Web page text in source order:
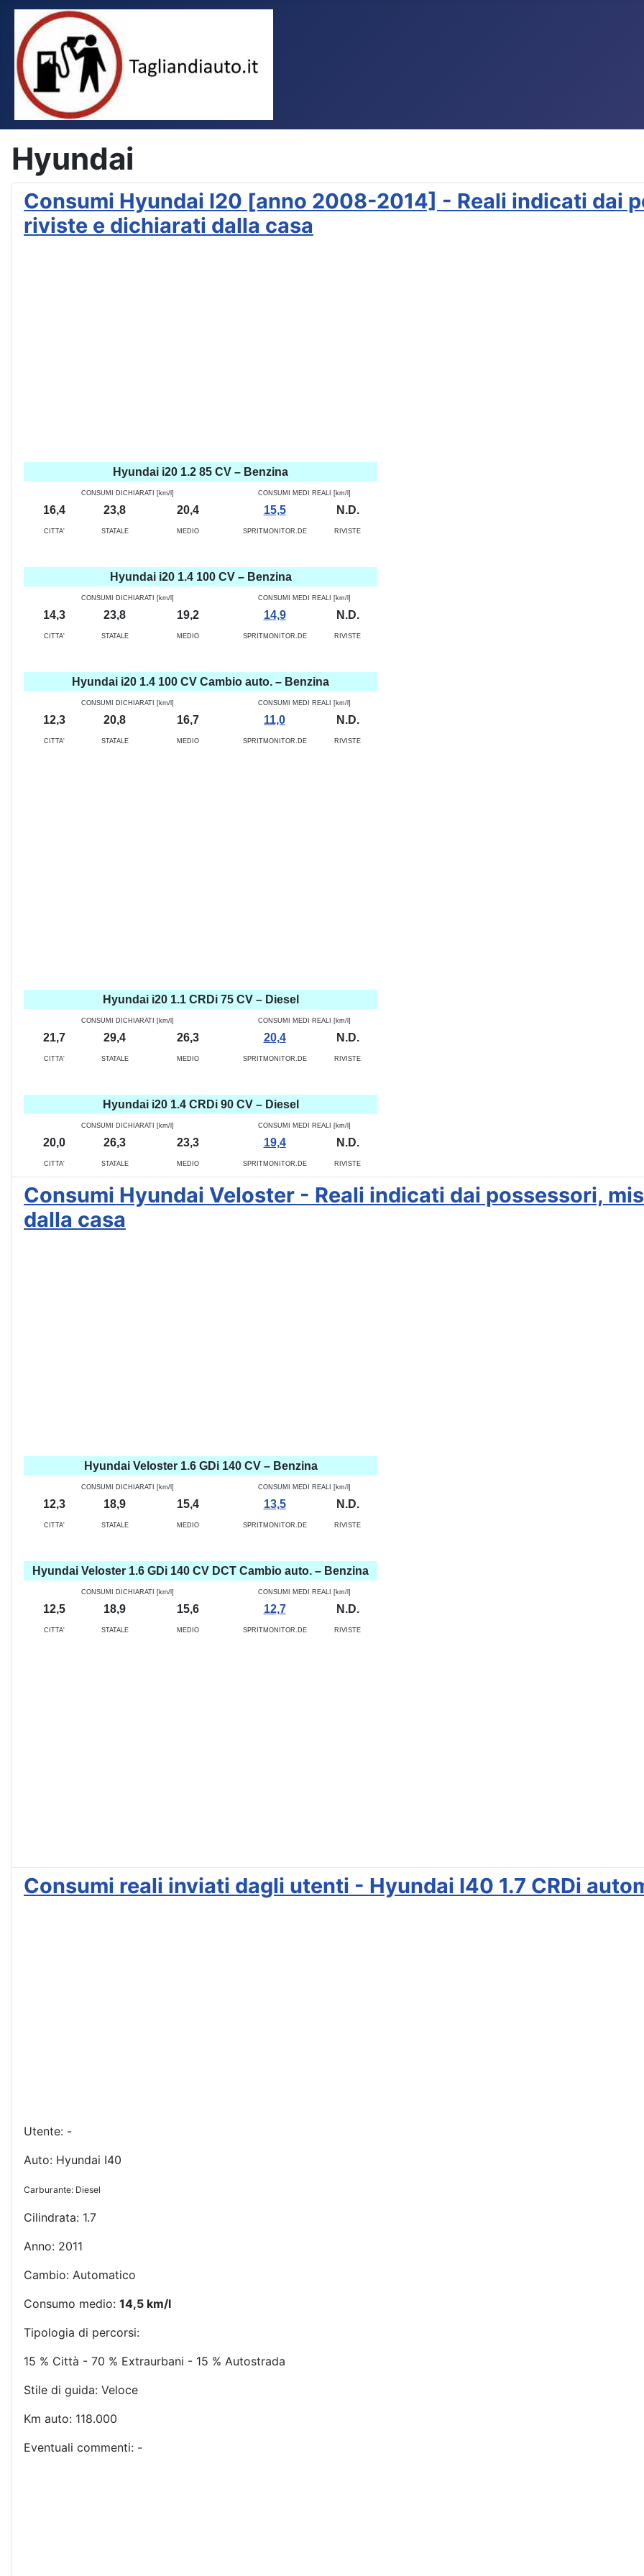
Hyundai
Consumi Hyundai I20 [anno 2008-2014] - Reali indicati dai
riviste e dichiarati dalla casa
Hyundai i20 1.2 85 CV – Benzina
CONSUMI DICHIARATI [km/l] CONSUMI MEDI REALI [km/l]
16,4 23,8 20,4 15,5 N.D.
CITTA' STATALE MEDIO SPRITMONITOR.DE RIVISTE
Hyundai i20 1.4 100 CV – Benzina
CONSUMI DICHIARATI [km/l] CONSUMI MEDI REALI [km/l]
14,3 23,8 19,2 14,9 N.D.
CITTA' STATALE MEDIO SPRITMONITOR.DE RIVISTE
Hyundai i20 1.4 100 CV Cambio auto. – Benzina
CONSUMI DICHIARATI [km/l] CONSUMI MEDI REALI [km/l]
12,3 20,8 16,7 11,0 N.D.
CITTA' STATALE MEDIO SPRITMONITOR.DE RIVISTE
Hyundai i20 1.1 CRDi 75 CV – Diesel
CONSUMI DICHIARATI [km/l] CONSUMI MEDI REALI [km/l]
21,7 29,4 26,3 20,4 N.D.
CITTA' STATALE MEDIO SPRITMONITOR.DE RIVISTE
Hyundai i20 1.4 CRDi 90 CV – Diesel
CONSUMI DICHIARATI [km/l] CONSUMI MEDI REALI [km/l]
20,0 26,3 23,3 19,4 N.D.
CITTA' STATALE MEDIO SPRITMONITOR.DE RIVISTE
Consumi Hyundai Veloster - Reali indicati dai possessori,
dalla casa
Hyundai Veloster 1.6 GDi 140 CV – Benzina
CONSUMI DICHIARATI [km/l] CONSUMI MEDI REALI [km/l]
12,3 18,9 15,4 13,5 N.D.
CITTA' STATALE MEDIO SPRITMONITOR.DE RIVISTE
Hyundai Veloster 1.6 GDi 140 CV DCT Cambio auto. – Benzina
CONSUMI DICHIARATI [km/l] CONSUMI MEDI REALI [km/l]
12,5 18,9 15,6 12,7 N.D.
CITTA' STATALE MEDIO SPRITMONITOR.DE RIVISTE
Consumi reali inviati dagli utenti - Hyundai I40 1.7 CRDi
Utente: -
Auto: Hyundai I40
Carburante: Diesel
Cilindrata: 1.7
Anno: 2011
Cambio: Automatico
Consumo medio: 14,5 km/l
Tipologia di percorsi:
15 % Città - 70 % Extraurbani - 15 % Autostrada
Stile di guida: Veloce
Km auto: 118.000
Eventuali commenti: -